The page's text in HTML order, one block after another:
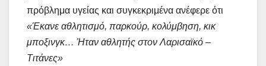
πρόβλημα υγείας και συγκεκριμένα ανέφερε ότι
«Έκανε αθλητισμό, παρκούρ, κολύμβηση, κικ
μποξινγκ… Ήταν αθλητής στον Λαρισαϊκό –
Τιτάνες»